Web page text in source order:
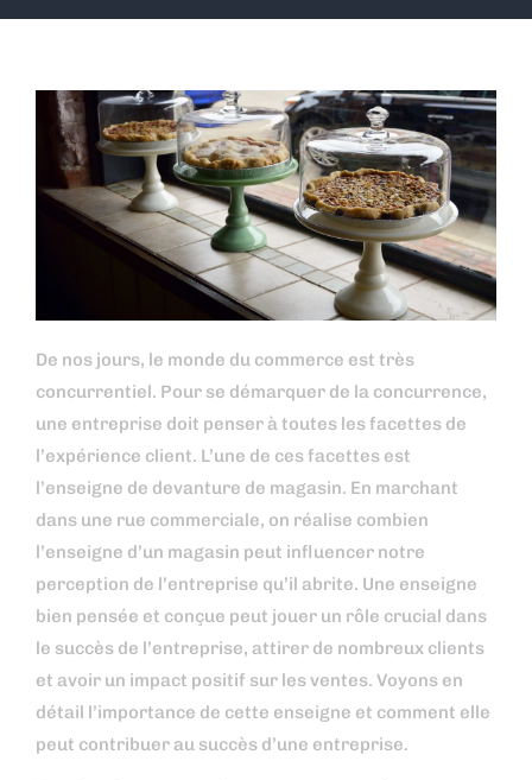
De nos jours, le monde du commerce est très
concurrentiel. Pour se démarquer de la concurrence,
une entreprise doit penser à toutes les facettes de
l’expérience client. L’une de ces facettes est
l’enseigne de devanture de magasin. En marchant
dans une rue commerciale, on réalise combien
l’enseigne d’un magasin peut influencer notre
perception de l’entreprise qu’il abrite. Une enseigne
bien pensée et conçue peut jouer un rôle crucial dans
le succès de l’entreprise, attirer de nombreux clients
et avoir un impact positif sur les ventes. Voyons en
détail l’importance de cette enseigne et comment elle
peut contribuer au succès d’une entreprise.